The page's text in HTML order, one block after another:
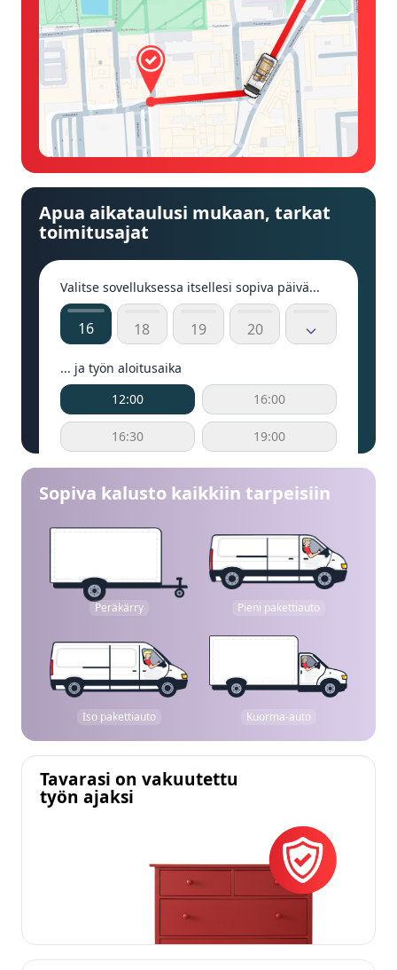
Apua aikataulusi mukaan, tarkat
toimitusajat
Valitse sovelluksessa itsellesi sopiva päivä...
16 18 19 20
... ja työn aloitusaika
12:00
16:00
16:30 19:00
Sopiva kalusto kaikkiin tarpeisiin
Peräkärry Pieni pakettiauto
Iso pakettiauto Kuorma-auto
Tavarasi on vakuutettu
työn ajaksi